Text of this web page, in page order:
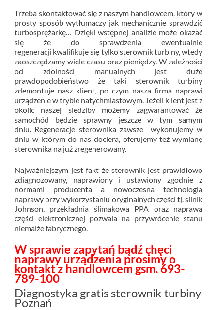
Trzeba skontaktować się z naszym handlowcem, który w
prosty sposób wytłumaczy jak mechanicznie sprawdzić
turbosprężarkę… Dzięki wstępnej analizie może okazać
się że do sprawdzenia ewentualnie
regeneracji kwalifikuje się tylko sterownik turbiny, wtedy
zaoszczędzamy wiele czasu oraz pieniędzy. W zależności
od zdolności manualnych jest duże
prawdopodobieństwo że taki sterownik turbiny
zdemontuje nasz klient, po czym nasza firma naprawi
urządzenie w trybie natychmiastowym. Jeżeli klient jest z
okolic naszej siedziby możemy zagwarantować że
samochód będzie sprawny jeszcze w tym samym
dniu. Regeneracje sterownika zawsze wykonujemy w
dniu w którym do nas dociera, oferujemy też wymianę
sterownika na już zregenerowany.
Najważniejszym jest fakt że sterownik jest prawidłowo
zdiagnozowany, naprawiony i ustawiony zgodnie z
normami producenta a nowoczesna technologia
naprawy przy wykorzystaniu oryginalnych części tj. silnik
Johnson, przekładnia ślimakowa PPA oraz naprawa
części elektronicznej pozwala na przywrócenie stanu
niemalże fabrycznego.
W sprawie zapytań bądź chęci
naprawy urządzenia prosimy o
kontakt z handlowcem gsm. 693-
789-100
Diagnostyka gratis sterownik turbiny
Poznań